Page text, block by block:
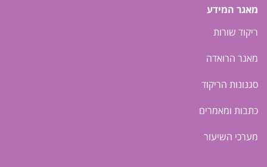
מאגר המידע
ריקוד שורות
מאגר הרואדה
סגנונות הריקוד
כתבות ומאמרים
מערכי השיעור